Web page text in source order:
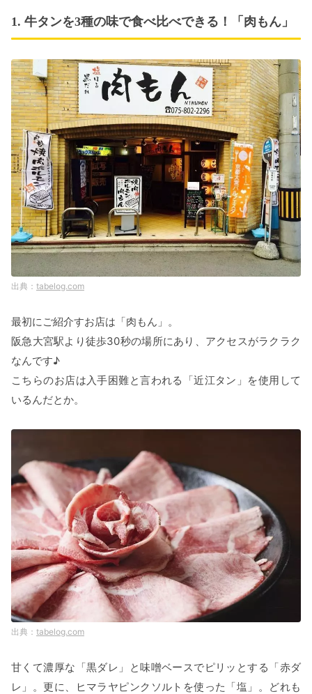
1. 牛タンを3種の味で食べ比べできる！「肉もん」
tabelog.com
最初にご紹介すお店は「肉もん」。
阪急大宮駅より徒歩30秒の場所にあり、アクセスがラクラク
なんです♪
こちらのお店は入手困難と言われる「近江タン」を使用して
いるんだとか。
tabelog.com
甘くて濃厚な「黒ダレ」と味噌ベースでピリッとする「赤ダ
レ」。更に、ヒマラヤピンクソルトを使った「塩」。どれも